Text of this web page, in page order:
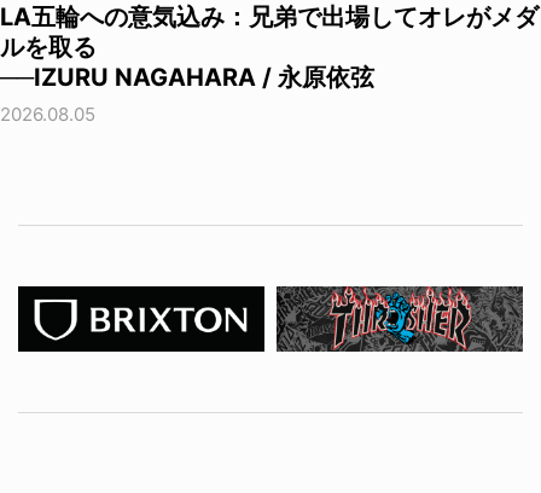
LA五輪への意気込み：兄弟で出場してオレがメダ
ルを取る
──IZURU NAGAHARA / 永原依弦
2026.08.05